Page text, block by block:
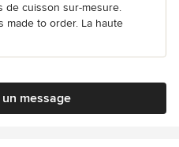
de cuisson sur-mesure.
made to order. La haute
message